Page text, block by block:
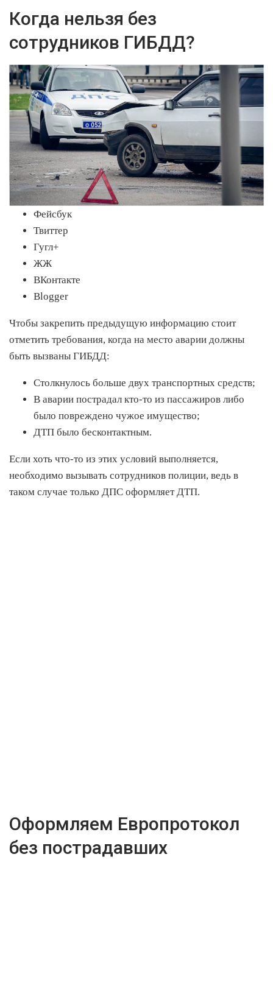
Когда нельзя без
сотрудников ГИБДД?
Фейсбук
Твиттер
Гугл+
ЖЖ
ВКонтакте
Blogger
Чтобы закрепить предыдущую информацию стоит
отметить требования, когда на место аварии должны
быть вызваны ГИБДД:
Столкнулось больше двух транспортных средств;
В аварии пострадал кто-то из пассажиров либо
было повреждено чужое имущество;
ДТП было бесконтактным.
Если хоть что-то из этих условий выполняется,
необходимо вызывать сотрудников полиции, ведь в
таком случае только ДПС оформляет ДТП.
Оформляем Европротокол
без пострадавших